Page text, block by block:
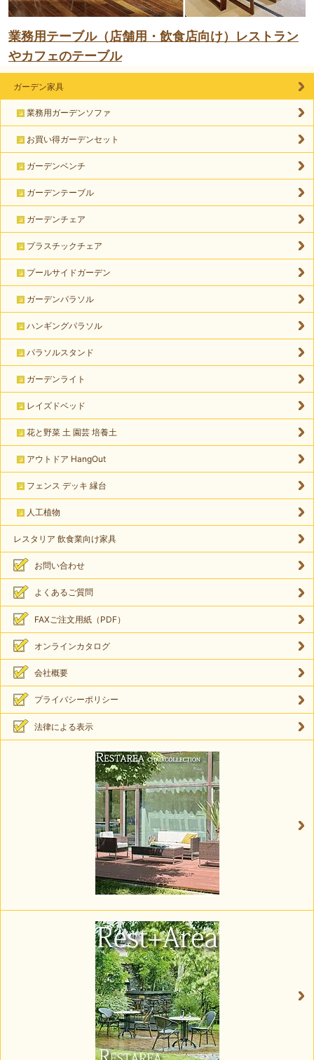
業務用テーブル（店舗用・飲食店向け）レストラン
やカフェのテーブル
ガーデン家具
業務用ガーデンソファ
お買い得ガーデンセット
ガーデンベンチ
ガーデンテーブル
ガーデンチェア
プラスチックチェア
プールサイドガーデン
ガーデンパラソル
ハンギングパラソル
パラソルスタンド
ガーデンライト
レイズドベッド
花と野菜 土 園芸 培養土
アウトドア HangOut
フェンス デッキ 縁台
人工植物
レスタリア 飲食業向け家具
お問い合わせ
よくあるご質問
FAXご注文用紙（PDF）
オンラインカタログ
会社概要
プライバシーポリシー
法律による表示